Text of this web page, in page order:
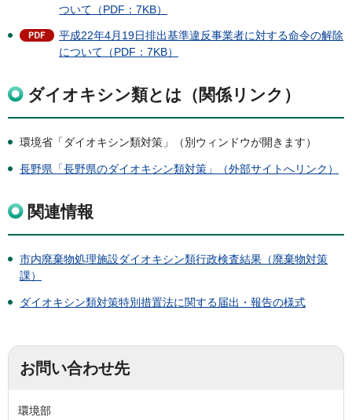
ついて（PDF：7KB）
平成22年4月19日排出基準違反事業者に対する命令の解除
について（PDF：7KB）
ダイオキシン類とは（関係リンク）
環境省「ダイオキシン類対策」（別ウィンドウが開きます）
長野県「長野県のダイオキシン類対策」（外部サイトへリンク）
関連情報
市内廃棄物処理施設ダイオキシン類行政検査結果（廃棄物対策
課）
ダイオキシン類対策特別措置法に関する届出・報告の様式
お問い合わせ先
環境部